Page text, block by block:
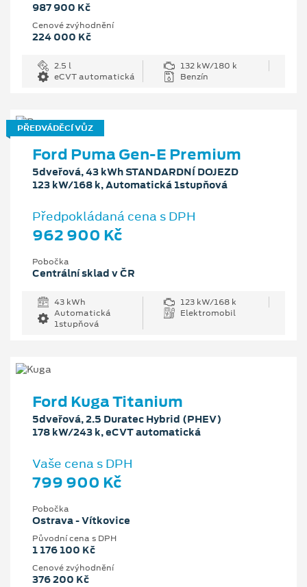
987 900 Kč
Cenové zvýhodnění
224 000 Kč
2.5 l
132 kW/180 k
eCVT automatická
Benzín
PŘEDVÁDĚCÍ VŮZ
Ford Puma Gen-E Premium
5dveřová, 43 kWh STANDARDNÍ DOJEZD
123 kW/168 k, Automatická 1stupňová
Předpokládaná cena s DPH
962 900 Kč
Pobočka
Centrální sklad v ČR
43 kWh
123 kW/168 k
Automatická
1stupňová
Elektromobil
Ford Kuga Titanium
5dveřová, 2.5 Duratec Hybrid (PHEV)
178 kW/243 k, eCVT automatická
Vaše cena s DPH
799 900 Kč
Pobočka
Ostrava - Vítkovice
Původní cena s DPH
1 176 100 Kč
Cenové zvýhodnění
376 200 Kč